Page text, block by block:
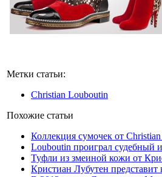
Метки статьи:
Christian Louboutin
Похожие статьи
Коллекция сумочек от
Louboutin проиграл судебный
Туфли из змеиной кожи от
Кристиан Лубутен